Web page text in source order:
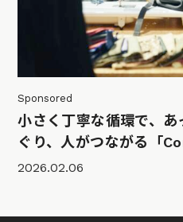
Sponsored
小さく丁寧な循環で、
ぐり、人がつながる「
2026.02.06